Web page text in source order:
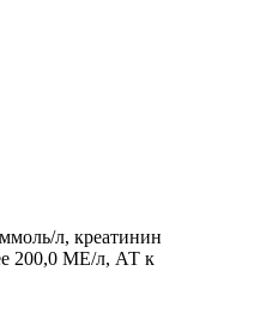
л, креатинин
200,0 МЕ/л, АТ к